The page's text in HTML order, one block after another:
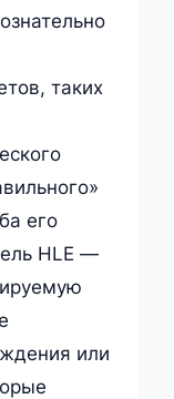
таких
его
HLE —
или